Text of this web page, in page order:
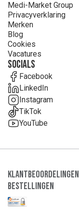
Medi-Market Group
Privacyverklaring
Merken
Blog
Cookies
Vacatures
Socials
Facebook
LinkedIn
Instagram
TikTok
YouTube
Klantbeoordelingen
Bestellingen